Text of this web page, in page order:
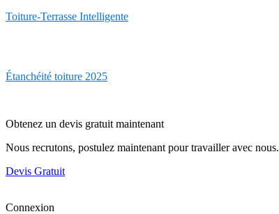
Toiture-Terrasse Intelligente
Étanchéité toiture 2025
Obtenez un devis gratuit maintenant
Nous recrutons, postulez maintenant pour travailler avec nous.
Devis Gratuit
Connexion